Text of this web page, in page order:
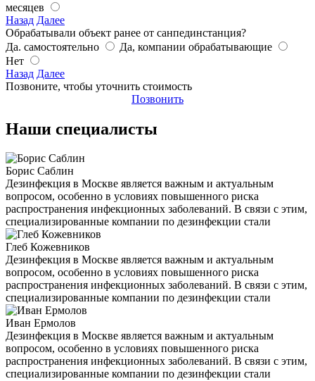
месяцев
Назад Далее
Обрабатывали объект ранее от санпединстанция?
Да. самостоятельно
Да, компании обрабатывающие
Нет
Назад Далее
Позвоните, чтобы уточнить стоимость
Позвонить
Наши специалисты
Борис Саблин
Дезинфекция в Москве является важным и актуальным
вопросом, особенно в условиях повышенного риска
распространения инфекционных заболеваний. В связи с этим,
специализированные компании по дезинфекции стали
Глеб Кожевников
Дезинфекция в Москве является важным и актуальным
вопросом, особенно в условиях повышенного риска
распространения инфекционных заболеваний. В связи с этим,
специализированные компании по дезинфекции стали
Иван Ермолов
Дезинфекция в Москве является важным и актуальным
вопросом, особенно в условиях повышенного риска
распространения инфекционных заболеваний. В связи с этим,
специализированные компании по дезинфекции стали